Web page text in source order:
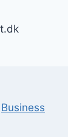
Business